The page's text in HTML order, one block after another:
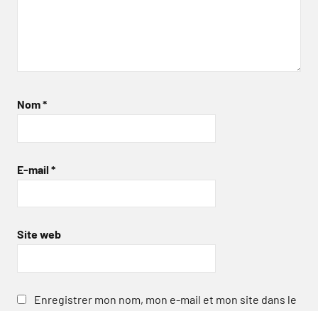
Nom*
E-mail *
Site web
Enregistrer mon nom, mon e-mail et mon site dans le